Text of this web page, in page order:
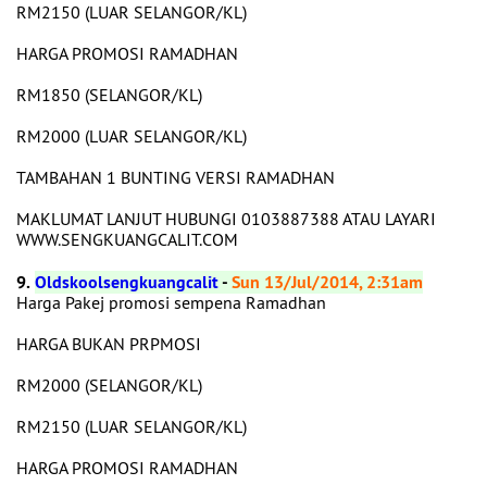
RM2150 (LUAR SELANGOR/KL)
HARGA PROMOSI RAMADHAN
RM1850 (SELANGOR/KL)
RM2000 (LUAR SELANGOR/KL)
TAMBAHAN 1 BUNTING VERSI RAMADHAN
MAKLUMAT LANJUT HUBUNGI 0103887388 ATAU LAYARI
WWW.SENGKUANGCALIT.COM
9.Oldskoolsengkuangcalit-Sun 13/Jul/2014, 2:31am
Harga Pakej promosi sempena Ramadhan
HARGA BUKAN PRPMOSI
RM2000 (SELANGOR/KL)
RM2150 (LUAR SELANGOR/KL)
HARGA PROMOSI RAMADHAN